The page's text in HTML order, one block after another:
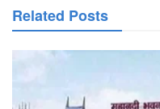
Related Posts